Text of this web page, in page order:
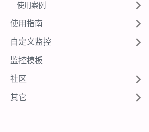
使用案例
使用指南
自定义监控
监控模板
社区
其它